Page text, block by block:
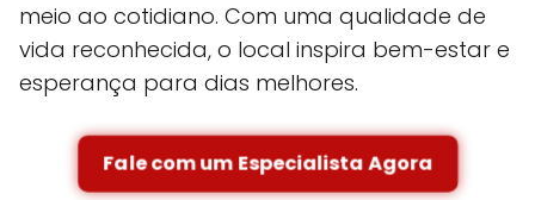
meio ao cotidiano. Com uma qualidade de
vida reconhecida, o local inspira bem-estar e
esperança para dias melhores.
Fale com um Especialista Agora